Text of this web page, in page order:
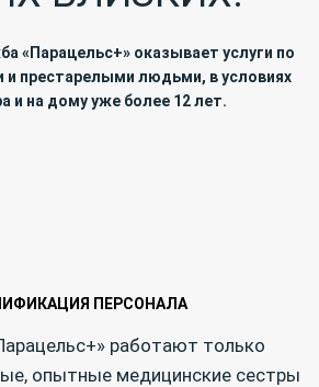
«Парацельс+» оказывает услуги по
и престарелыми людьми, в условиях
и на дому уже более 12 лет.
ПЕРСОНАЛА
работают только
опытные медицинские сестры